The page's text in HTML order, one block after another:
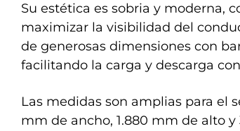
Su estética es sobria y moderna,
maximizar la visibilidad del
de generosas dimensiones con
facilitando la carga y descarga
Las medidas son amplias para el
mm de ancho, 1.880 mm de alto